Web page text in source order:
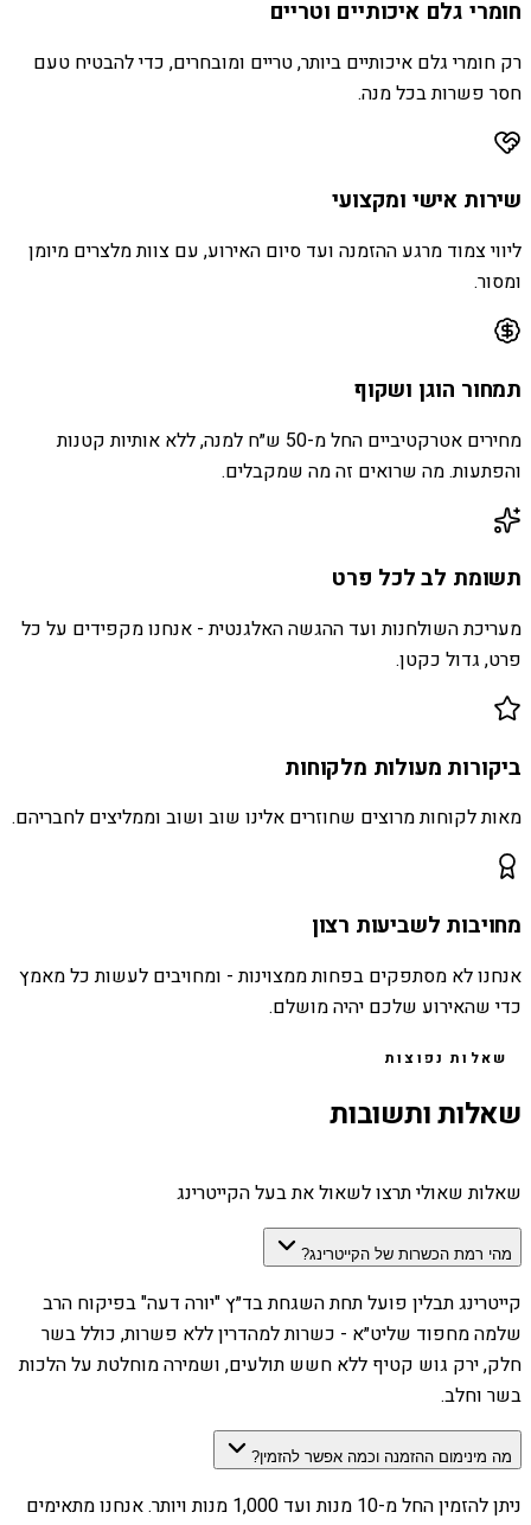
חומרי גלם איכותיים וטריים
רק חומרי גלם איכותיים ביותר, טריים ומובחרים, כדי להבטיח טעם
חסר פשרות בכל מנה.
שירות אישי ומקצועי
ליווי צמוד מרגע ההזמנה ועד סיום האירוע, עם צוות מלצרים מיומן
ומסור.
תמחור הוגן ושקוף
מחירים אטרקטיביים החל מ-50 ש״ח למנה, ללא אותיות קטנות
והפתעות. מה שרואים זה מה שמקבלים.
תשומת לב לכל פרט
מעריכת השולחנות ועד ההגשה האלגנטית - אנחנו מקפידים על כל
פרט, גדול כקטן.
ביקורות מעולות מלקוחות
מאות לקוחות מרוצים שחוזרים אלינו שוב ושוב וממליצים לחבריהם.
מחויבות לשביעות רצון
אנחנו לא מסתפקים בפחות ממצוינות - ומחויבים לעשות כל מאמץ
כדי שהאירוע שלכם יהיה מושלם.
שאלות נפוצות
שאלות ותשובות
שאלות שאולי תרצו לשאול את בעל הקייטרינג
מהי רמת הכשרות של הקייטרינג?
קייטרינג תבלין פועל תחת השגחת בד״ץ "יורה דעה" בפיקוח הרב
שלמה מחפוד שליט״א - כשרות למהדרין ללא פשרות, כולל בשר
חלק, ירק גוש קטיף ללא חשש תולעים, ושמירה מוחלטת על הלכות
בשר וחלב.
מה מינימום ההזמנה וכמה אפשר להזמין?
ניתן להזמין החל מ-10 מנות ועד 1,000 מנות ויותר. אנחנו מתאימים